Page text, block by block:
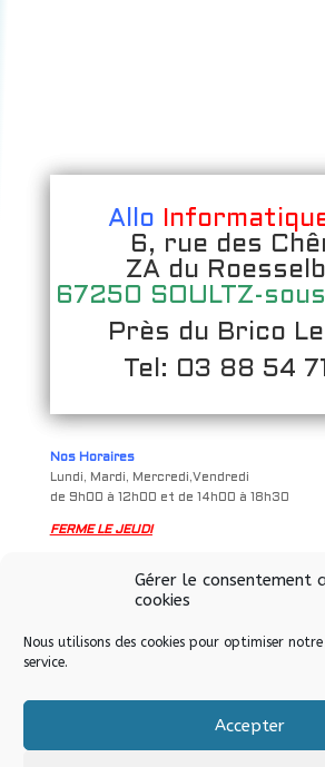
Gérer le consentement
cookies
Nous utilisons des cookies pour optimiser
service.
Accepter
Allo
6, rue des
ZA du
67250 SOULTZ-
Près du Brico
Tel: 03 88 54
Nos Horaires
Lundi, Mardi, Mercredi,Vendredi
de 9h00 à 12h00 et de 14h00 à 18h30
FERME LE JEUDI
de 9h à 12h00 et de 14h00 à 17h00